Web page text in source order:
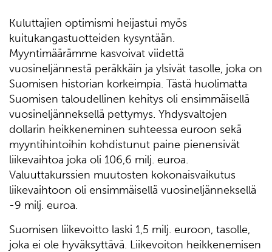
Kuluttajien optimismi heijastui myös
kuitukangastuotteiden kysyntään.
Myyntimäärämme kasvoivat viidettä
vuosineljännestä peräkkäin ja ylsivät tasolle, joka on
Suomisen historian korkeimpia. Tästä huolimatta
Suomisen taloudellinen kehitys oli ensimmäisellä
vuosineljänneksellä pettymys. Yhdysvaltojen
dollarin heikkeneminen suhteessa euroon sekä
myyntihintoihin kohdistunut paine pienensivät
liikevaihtoa joka oli 106,6 milj. euroa.
Valuuttakurssien muutosten kokonaisvaikutus
liikevaihtoon oli ensimmäisellä vuosineljänneksellä
-9 milj. euroa.
Suomisen liikevoitto laski 1,5 milj. euroon, tasolle,
joka ei ole hyväksyttävä. Liikevoiton heikkenemisen